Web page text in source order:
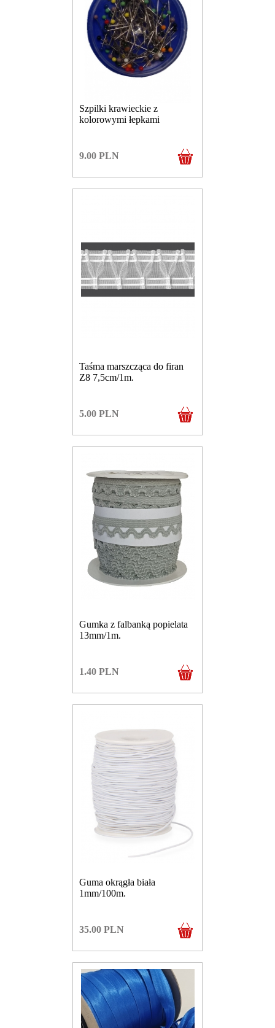
Szpilki krawieckie z
kolorowymi łepkami
9.00 PLN
Taśma marszcząca do firan
Z8 7,5cm/1m.
5.00 PLN
Gumka z falbanką popielata
13mm/1m.
1.40 PLN
Guma okrągła biała
1mm/100m.
35.00 PLN